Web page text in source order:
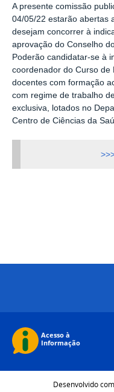
A presente comissão
04/05/22 estarão abertas
desejam concorrer à
aprovação do Conselho
Poderão candidatar-se à
coordenador do Curso de
docentes com formação
com regime de trabalho
exclusiva, lotados no
Centro de Ciências da
Desenvolvido